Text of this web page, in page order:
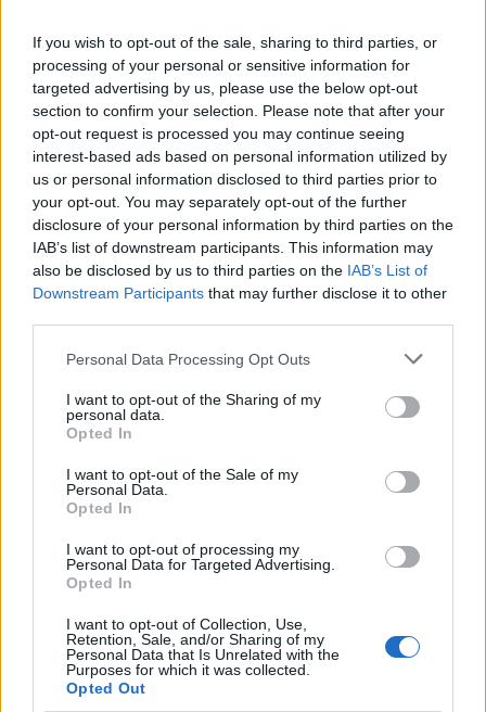
If you wish to opt-out of the sale, sharing to third parties, or
processing of your personal or sensitive information for
targeted advertising by us, please use the below opt-out
section to confirm your selection. Please note that after your
opt-out request is processed you may continue seeing
interest-based ads based on personal information utilized by
us or personal information disclosed to third parties prior to
your opt-out. You may separately opt-out of the further
disclosure of your personal information by third parties on the
IAB’s list of downstream participants. This information may
also be disclosed by us to third parties on the IAB’s List of
Downstream Participants that may further disclose it to other
Please note that this website/app uses one or more Google
not limited to your visit or usage behaviour. You may click to
grant or deny consent to Google and its third-party tags to
use your data for below specified purposes in below Google
consent section.
Personal Data Processing Opt Outs
I want to opt-out of the Sharing of my
personal data.
Opted In
I want to opt-out of the Sale of my
Personal Data.
Opted In
I want to opt-out of processing my
Personal Data for Targeted Advertising.
Opted In
I want to opt-out of Collection, Use,
Retention, Sale, and/or Sharing of my
Personal Data that Is Unrelated with the
Purposes for which it was collected.
Opted Out
Cómo obtener el permiso internacional
para conducir y viajar por todo el mundo
La International Drivers Association te ofrece la posibilidad…
AUTOMOVIL
Los coches más buscados
Con el objetivo de determinar cuáles son…